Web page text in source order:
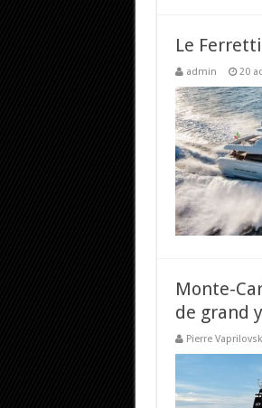
Le
admin 20
Monte-
de grand
Pierre